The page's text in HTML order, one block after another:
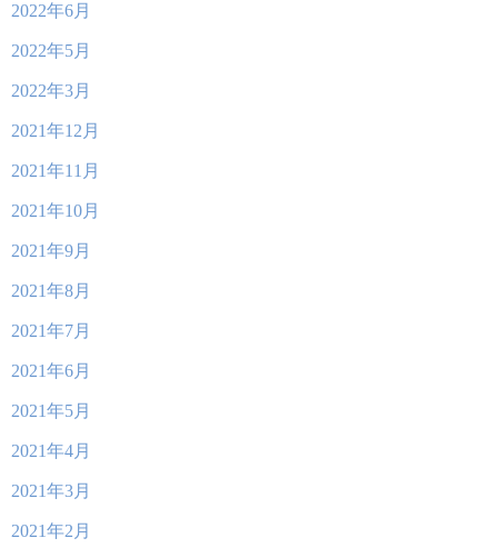
2022年6月
2022年5月
2022年3月
2021年12月
2021年11月
2021年10月
2021年9月
2021年8月
2021年7月
2021年6月
2021年5月
2021年4月
2021年3月
2021年2月